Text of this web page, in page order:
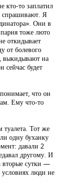
кто-то заплатил
спрашивают. Я
Они в
тоже люто
откидывает
от болевого
выкидывают на
сейчас будет
что он
Ему что-то
туалета. Тот же
одну буханку
давали 2
другому. И
вторые сутки —
условиях люди не